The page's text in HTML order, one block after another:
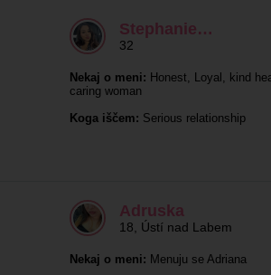
Stephanie…
32
Nekaj o meni: Honest, Loyal, kind
caring woman
Koga iščem: Serious relationship
Adruska
18 Ústí nad Labem
Nekaj o meni: Menuju se Adriana